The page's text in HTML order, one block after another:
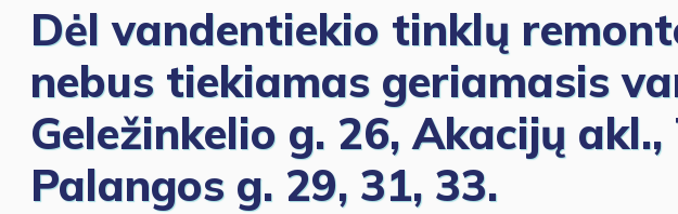
Dėl vandentiekio tinklų
nebus tiekiamas geriamasis
Geležinkelio g. 26, Akacijų akl.,
Palangos g. 29, 31, 33.